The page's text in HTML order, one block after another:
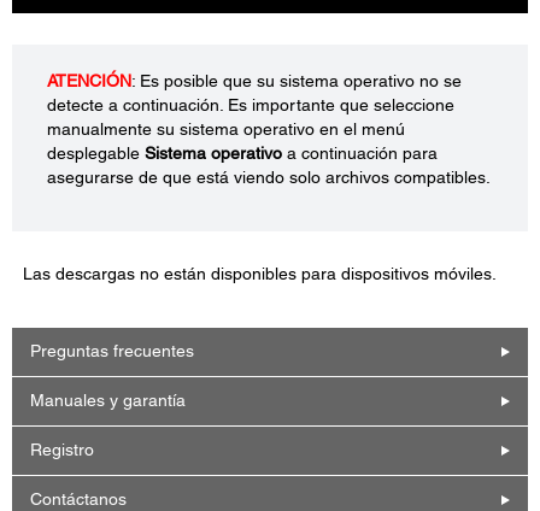
ATENCIÓN: Es posible que su sistema operativo no se
detecte a continuación. Es importante que seleccione
manualmente su sistema operativo en el menú
desplegable Sistema operativo a continuación para
asegurarse de que está viendo solo archivos compatibles.
Las descargas no están disponibles para dispositivos móviles.
Preguntas frecuentes
Manuales y garantía
Registro
Contáctanos